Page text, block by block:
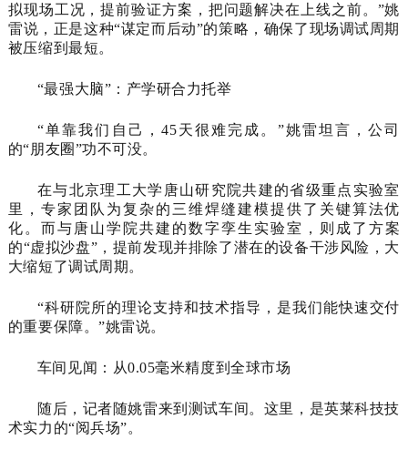
拟现场工况，提前验证方案，把问题解决在上线之前。”姚
雷说，正是这种“谋定而后动”的策略，确保了现场调试周期
被压缩到最短。
“最强大脑”：产学研合力托举
“单靠我们自己，45天很难完成。”姚雷坦言，公司
的“朋友圈”功不可没。
在与北京理工大学唐山研究院共建的省级重点实验室
里，专家团队为复杂的三维焊缝建模提供了关键算法优
化。而与唐山学院共建的数字孪生实验室 ，则成了方案
的“虚拟沙盘”，提前发现并排除了潜在的设备干涉风险，大
大缩短了调试周期。
“科研院所的理论支持和技术指导，是我们能快速交付
的重要保障。”姚雷说。
车间见闻：从0.05毫米精度到全球市场
随后，记者随姚雷来到测试车间。这里，是英莱科技技
术实力的“阅兵场”。